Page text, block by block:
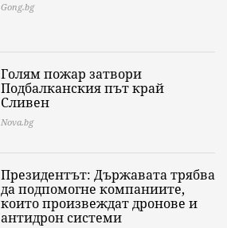
Gong.bg
Голям пожар затвори
Подбалканския път край
Сливен
Nova.bg
Президентът: Държавата трябва
да подпомогне компаниите,
които произвеждат дронове и
антидрон системи